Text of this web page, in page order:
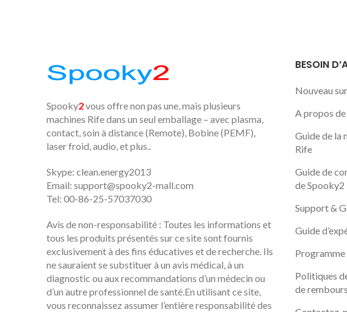
Spooky2vous offre non pas une, mais plusieurs
machines Rife dans un seul emballage – avec plasma,
contact, soin à distance (Remote), Bobine (PEMF),
laser froid, audio, et plus..
Skype: clean.energy2013
Email: support@spooky2-mall.com
Tel: 00-86-25-57037030
Avis de non-responsabilité : Toutes les informations et
tous les produits présentés sur ce site sont fournis
exclusivement à des fins éducatives et de recherche. Ils
ne sauraient se substituer à un avis médical, à un
diagnostic ou aux recommandations d’un médecin ou
d’un autre professionnel de santé.En utilisant ce site,
vous reconnaissez assumer l’entière responsabilité des
BESOIN
Nouveau
A propos de
Guide de la
Rife
Guide de
de
Support &
Guide
Politiques
de